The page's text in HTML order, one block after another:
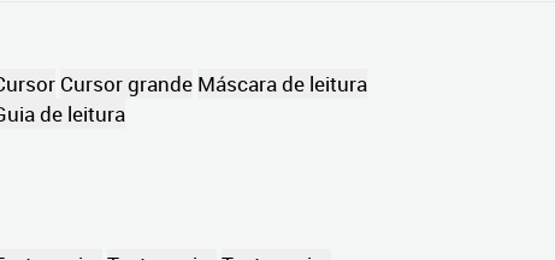
Cursor grande Máscara de leitura
de leitura